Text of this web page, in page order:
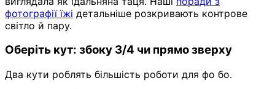
фотографії їжі детальніше розкривають контрове
світло й пару.
Оберіть кут: збоку 3/4 чи прямо зверху
Два кути роблять більшість роботи для фо бо.